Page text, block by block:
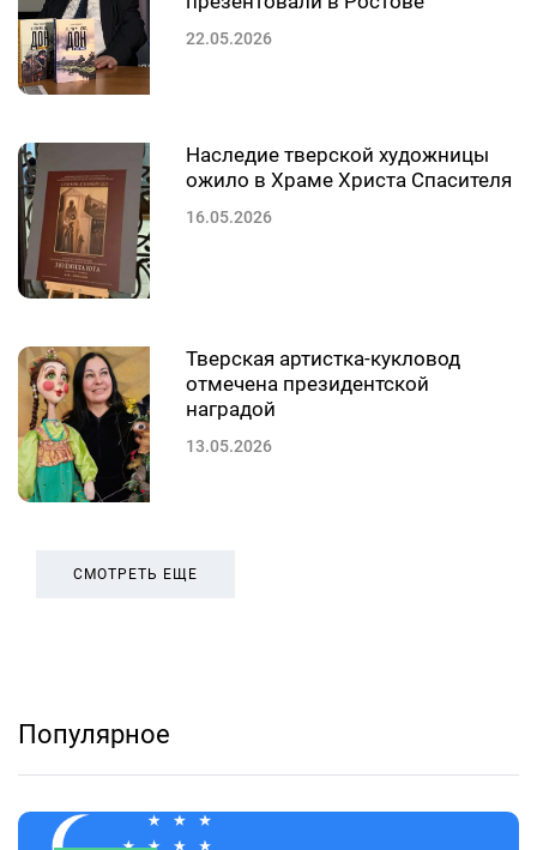
22.05.2026
Наследие тверской художницы
ожило в Храме Христа Спасителя
16.05.2026
Тверская артистка-кукловод
отмечена президентской
наградой
13.05.2026
СМОТРЕТЬ ЕЩЕ
Популярное